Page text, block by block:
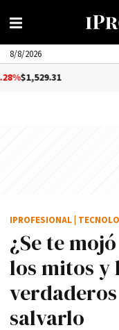
8/8/2026
¿Se te
los mitos y
salvarlo
IPROFESIONAL